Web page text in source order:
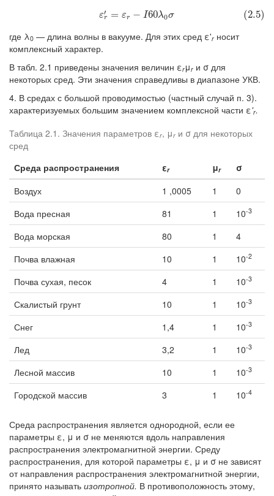
ε′
r = εr − I60λ0σ (2.5)
(2.5)εr′= εr −I60λ0σ
где λ0 — длина волны в вакууме. Для этих сред ε'r носит
комплексный характер.
В табл. 2.1 приведены значения величин εrμr и σ для
некоторых сред. Эти значения справедливы в диапазоне УКВ.
4. В средах с большой проводимостью (частный случай п. 3).
характеризуемых большим значением комплексной части ε'r.
Таблица 2.1. Значения параметров εr, μr и σ для некоторых
сред
Среда распространения
εr μr
σ
Воздух
1 ,0005 1
0
Вода пресная
81 1 10-3
Вода морская 80 1
4
Почва влажная
10 1 10-2
Почва сухая, песок 4 1 10-3
Скалистый грунт 10 1 10-3
Снег 1,4 1 10-3
Лед 3,2 1 10-3
Лесной массив 10 1 10-3
Городской массив 3 1 10-4
Среда распространения является однородной, если ее
параметры ε, μ и σ не меняются вдоль направления
распространения электромагнитной энергии. Среду
распространения, для которой параметры ε, μ и σ не зависят
от направления распространения электромагнитной энергии,
принято называть изотропной. В противоположность этому,